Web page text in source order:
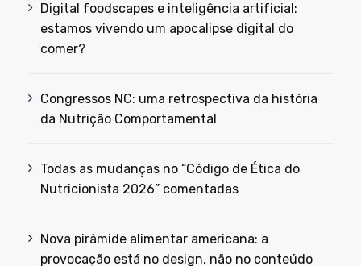
Digital foodscapes e inteligência artificial:
estamos vivendo um apocalipse digital do
comer?
Congressos NC: uma retrospectiva da história
da Nutrição Comportamental
Todas as mudanças no “Código de Ética do
Nutricionista 2026” comentadas
Nova pirâmide alimentar americana: a
provocação está no design, não no conteúdo